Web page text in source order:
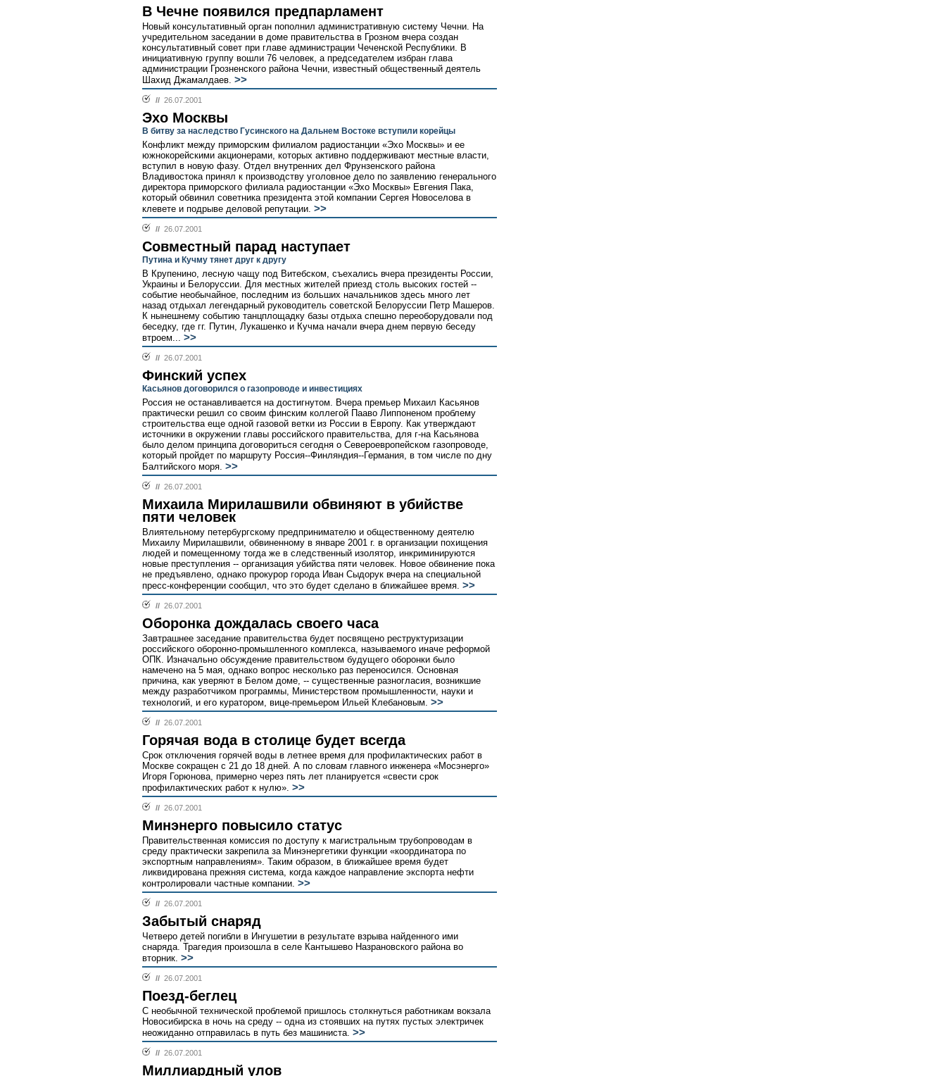
В Чечне появился предпарламент
Новый консультативный орган пополнил административную систему Чечни. На
учредительном заседании в доме правительства в Грозном вчера создан
консультативный совет при главе администрации Чеченской Республики. В
инициативную группу вошли 76 человек, а председателем избран глава
администрации Грозненского района Чечни, известный общественный деятель
Шахид Джамалдаев. >>
// 26.07.2001
Эхо Москвы
В битву за наследство Гусинского на Дальнем Востоке вступили корейцы
Конфликт между приморским филиалом радиостанции «Эхо Москвы» и ее
южнокорейскими акционерами, которых активно поддерживают местные власти,
вступил в новую фазу. Отдел внутренних дел Фрунзенского района
Владивостока принял к производству уголовное дело по заявлению генерального
директора приморского филиала радиостанции «Эхо Москвы» Евгения Пака,
который обвинил советника президента этой компании Сергея Новоселова в
клевете и подрыве деловой репутации. >>
// 26.07.2001
Совместный парад наступает
Путина и Кучму тянет друг к другу
В Крупенино, лесную чащу под Витебском, съехались вчера президенты России,
Украины и Белоруссии. Для местных жителей приезд столь высоких гостей --
событие необычайное, последним из больших начальников здесь много лет
назад отдыхал легендарный руководитель советской Белоруссии Петр Машеров.
К нынешнему событию танцплощадку базы отдыха спешно переоборудовали под
беседку, где гг. Путин, Лукашенко и Кучма начали вчера днем первую беседу
втроем... >>
// 26.07.2001
Финский успех
Касьянов договорился о газопроводе и инвестициях
Россия не останавливается на достигнутом. Вчера премьер Михаил Касьянов
практически решил со своим финским коллегой Пааво Липпоненом проблему
строительства еще одной газовой ветки из России в Европу. Как утверждают
источники в окружении главы российского правительства, для г-на Касьянова
было делом принципа договориться сегодня о Североевропейском газопроводе,
который пройдет по маршруту Россия--Финляндия--Германия, в том числе по дну
Балтийского моря. >>
// 26.07.2001
Михаила Мирилашвили обвиняют в убийстве
пяти человек
Влиятельному петербургскому предпринимателю и общественному деятелю
Михаилу Мирилашвили, обвиненному в январе 2001 г. в организации похищения
людей и помещенному тогда же в следственный изолятор, инкриминируются
новые преступления -- организация убийства пяти человек. Новое обвинение пока
не предъявлено, однако прокурор города Иван Сыдорук вчера на специальной
пресс-конференции сообщил, что это будет сделано в ближайшее время. >>
// 26.07.2001
Оборонка дождалась своего часа
Завтрашнее заседание правительства будет посвящено реструктуризации
российского оборонно-промышленного комплекса, называемого иначе реформой
ОПК. Изначально обсуждение правительством будущего оборонки было
намечено на 5 мая, однако вопрос несколько раз переносился. Основная
причина, как уверяют в Белом доме, -- существенные разногласия, возникшие
между разработчиком программы, Министерством промышленности, науки и
технологий, и его куратором, вице-премьером Ильей Клебановым. >>
// 26.07.2001
Горячая вода в столице будет всегда
Срок отключения горячей воды в летнее время для профилактических работ в
Москве сокращен с 21 до 18 дней. А по словам главного инженера «Мосэнерго»
Игоря Горюнова, примерно через пять лет планируется «свести срок
профилактических работ к нулю». >>
// 26.07.2001
Минэнерго повысило статус
Правительственная комиссия по доступу к магистральным трубопроводам в
среду практически закрепила за Минэнергетики функции «координатора по
экспортным направлениям». Таким образом, в ближайшее время будет
ликвидирована прежняя система, когда каждое направление экспорта нефти
контролировали частные компании. >>
// 26.07.2001
Забытый снаряд
Четверо детей погибли в Ингушетии в результате взрыва найденного ими
снаряда. Трагедия произошла в селе Кантышево Назрановского района во
вторник. >>
// 26.07.2001
Поезд-беглец
С необычной технической проблемой пришлось столкнуться работникам вокзала
Новосибирска в ночь на среду -- одна из стоявших на путях пустых электричек
неожиданно отправилась в путь без машиниста. >>
// 26.07.2001
Миллиардный улов